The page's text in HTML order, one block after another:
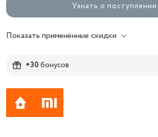
Узнать о поступлении
Показать применённые скидки
+30бонусов